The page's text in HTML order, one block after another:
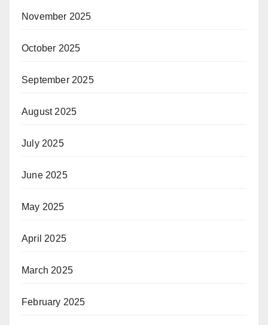
November 2025
October 2025
September 2025
August 2025
July 2025
June 2025
May 2025
April 2025
March 2025
February 2025